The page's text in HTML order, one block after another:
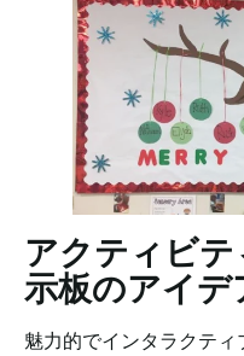
アクティビ
示板のアイデ
魅力的でインタラクテ